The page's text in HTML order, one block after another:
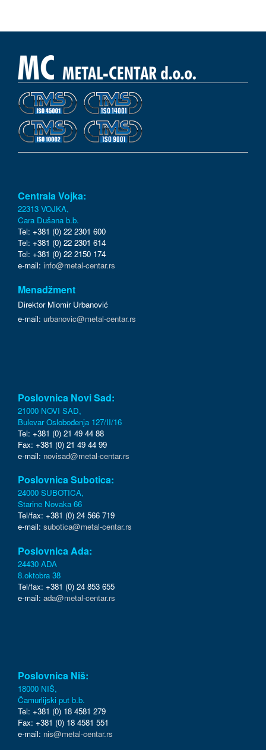
Centrala Vojka:
22313 VOJKA,
Cara Dušana b.b.
Tel: +381 (0) 22 2301 600
Tel: +381 (0) 22 2301 614
Tel: +381 (0) 22 2150 174
e-mail: info@metal-centar.rs
Menadžment
Direktor Miomir Urbanović
e-mail: urbanovic@metal-centar.rs
Poslovnica Novi Sad:
21000 NOVI SAD,
Bulevar Oslobođenja 127/II/16
Tel: +381 (0) 21 49 44 88
Fax: +381 (0) 21 49 44 99
e-mail: novisad@metal-centar.rs
Poslovnica Subotica:
24000 SUBOTICA,
Starine Novaka 66
Tel/fax: +381 (0) 24 566 719
e-mail: subotica@metal-centar.rs
Poslovnica Ada:
24430 ADA
8.oktobra 38
Tel/fax: +381 (0) 24 853 655
e-mail: ada@metal-centar.rs
Poslovnica Niš:
18000 NIŠ,
Čamurlijski put b.b.
Tel: +381 (0) 18 4581 279
Fax: +381 (0) 18 4581 551
e-mail: nis@metal-centar.rs